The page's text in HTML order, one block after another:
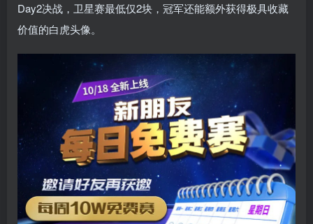
Day2决战，卫星赛最低仅2块，冠军还能额外获得极具收藏
价值的白虎头像。